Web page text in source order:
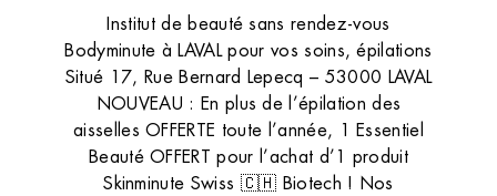
Institut de beauté sans rendez-vous
Bodyminute à LAVAL pour vos soins, épilations
Situé 17, Rue Bernard Lepecq – 53000 LAVAL
NOUVEAU : En plus de l’épilation des
aisselles OFFERTE toute l’année, 1 Essentiel
Beauté OFFERT pour l’achat d’1 produit
Skinminute Swiss 🇨🇭 Biotech ! Nos